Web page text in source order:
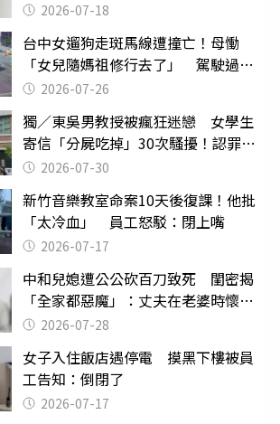
2026-07-18
台中女遛狗走斑馬線遭撞亡！母慟
「女兒隨媽祖修行去了」 駕駛過失
致死判9月
2026-07-26
獨／東吳男教授被瘋狂迷戀 女學生
寄信「分屍吃掉」30次騷擾！認罪免
關 2026-07-30
新竹音樂教室命案10天後復課！他批
「太冷血」 員工怒駁：閉上嘴
2026-07-17
中和兒媳遭公公砍百刀致死 閨密揭
「全家都惡魔」：丈夫在老婆時懷孕
摔東西
2026-07-28
女子入住飯店遇停電 摸黑下樓被員
工告知：倒閉了
2026-07-17